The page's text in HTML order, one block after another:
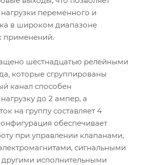
переменного и
в широком диапазоне
шестнадцатью релейными
которые сгруппированы
канал способен
до 2 ампер, а
на группу составляет 4
обеспечивает
при управлении клапанами,
сигнальными
другими исполнительными